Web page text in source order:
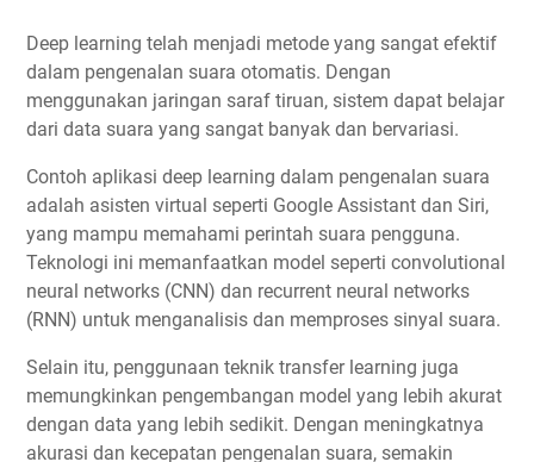
Deep learning telah menjadi metode yang sangat efektif
dalam pengenalan suara otomatis. Dengan
menggunakan jaringan saraf tiruan, sistem dapat belajar
dari data suara yang sangat banyak dan bervariasi.
Contoh aplikasi deep learning dalam pengenalan suara
adalah asisten virtual seperti Google Assistant dan Siri,
yang mampu memahami perintah suara pengguna.
Teknologi ini memanfaatkan model seperti convolutional
neural networks (CNN) dan recurrent neural networks
(RNN) untuk menganalisis dan memproses sinyal suara.
Selain itu, penggunaan teknik transfer learning juga
memungkinkan pengembangan model yang lebih akurat
dengan data yang lebih sedikit. Dengan meningkatnya
akurasi dan kecepatan pengenalan suara, semakin